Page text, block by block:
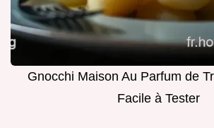
Gnocchi Maison Au Parfum de
Facile à Tester